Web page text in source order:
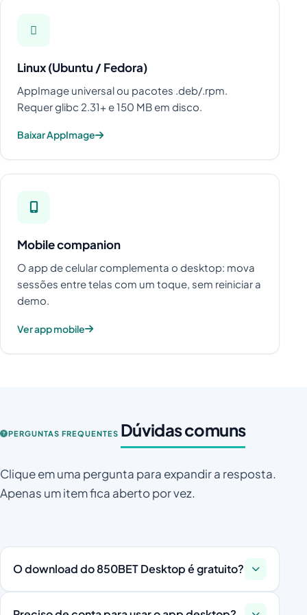
Linux (Ubuntu / Fedora)
AppImage universal ou pacotes .deb/.rpm.
Requer glibc 2.31+ e 150 MB em disco.
Baixar AppImage
Mobile companion
O app de celular complementa o desktop: mova
sessões entre telas com um toque, sem reiniciar a
demo.
Ver app mobile
PERGUNTAS FREQUENTES Dúvidas comuns
Clique em uma pergunta para expandir a resposta.
Apenas um item fica aberto por vez.
O download do 850BET Desktop é gratuito?